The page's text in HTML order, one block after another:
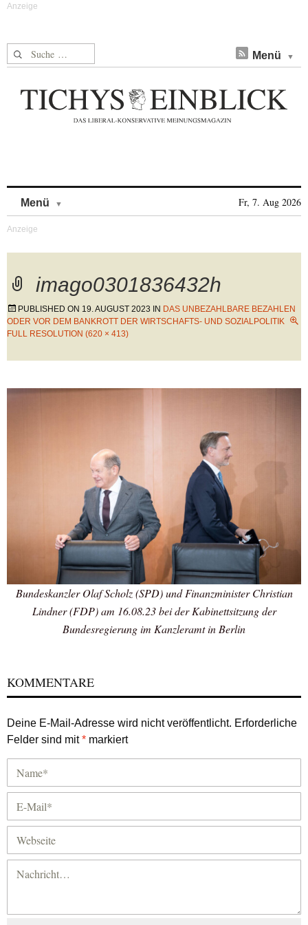
Suche nach: Menü
Menü Fr, 7. Aug 2026
imago0301836432h
PUBLISHED ON 19. AUGUST 2023 IN DAS UNBEZAHLBARE BEZAHLEN
ODER VOR DEM BANKROTT DER WIRTSCHAFTS- UND SOZIALPOLITIK
FULL RESOLUTION (620 × 413)
Bundeskanzler Olaf Scholz (SPD) und Finanzminister Christian
Lindner (FDP) am 16.08.23 bei der Kabinettsitzung der
Bundesregierung im Kanzleramt in Berlin
KOMMENTARE
Deine E-Mail-Adresse wird nicht veröffentlicht. Erforderliche
Felder sind mit* markiert